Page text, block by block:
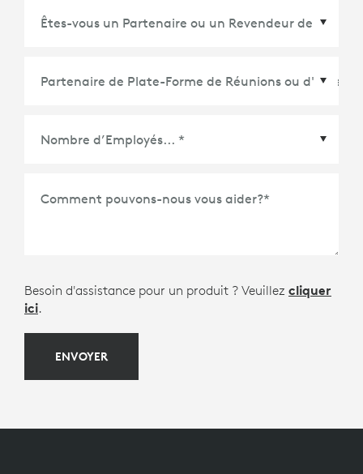
d'Écosystème
Comment pouvons-nous vous aider?*
Besoin d'assistance pour un produit ? Veuillez cliquer
ici.
ENVOYER